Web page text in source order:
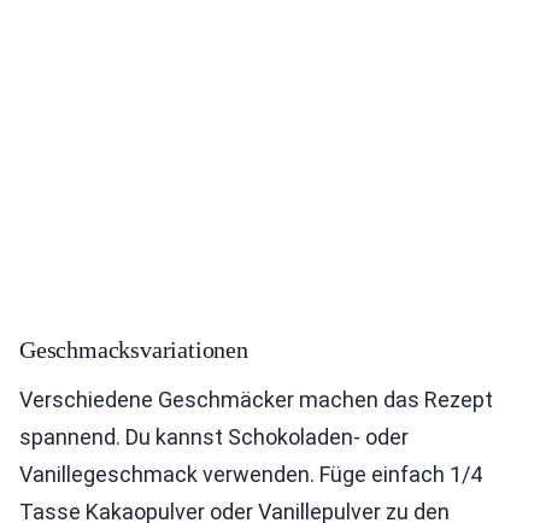
Geschmacksvariationen
Verschiedene Geschmäcker machen das Rezept
spannend. Du kannst Schokoladen- oder
Vanillegeschmack verwenden. Füge einfach 1/4
Tasse Kakaopulver oder Vanillepulver zu den